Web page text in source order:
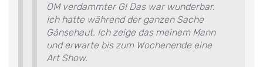
OM verdammter G! Das war wunderbar.
Ich hatte während der ganzen Sache
Gänsehaut. Ich zeige das meinem Mann
und erwarte bis zum Wochenende eine
Art Show.